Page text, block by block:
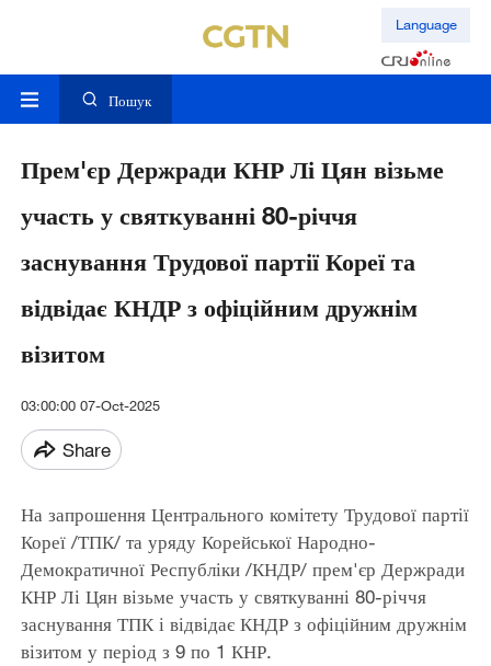
Language
Пошук
Прем'єр Держради КНР Лі Цян візьме
участь у святкуванні 80-річчя
заснування Трудової партії Кореї та
відвідає КНДР з офіційним дружнім
візитом
03:00:00 07-Oct-2025
Share
На запрошення Центрального комітету Трудової партії
Кореї /ТПК/ та уряду Корейської Народно-
Демократичної Республіки /КНДР/ прем'єр Держради
КНР Лі Цян візьме участь у святкуванні 80-річчя
заснування ТПК і відвідає КНДР з офіційним дружнім
візитом у період з 9 по 1 КНР.